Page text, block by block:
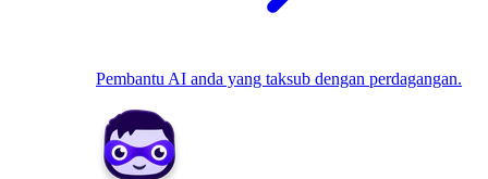
Pembantu AI anda yang taksub dengan perdagangan.